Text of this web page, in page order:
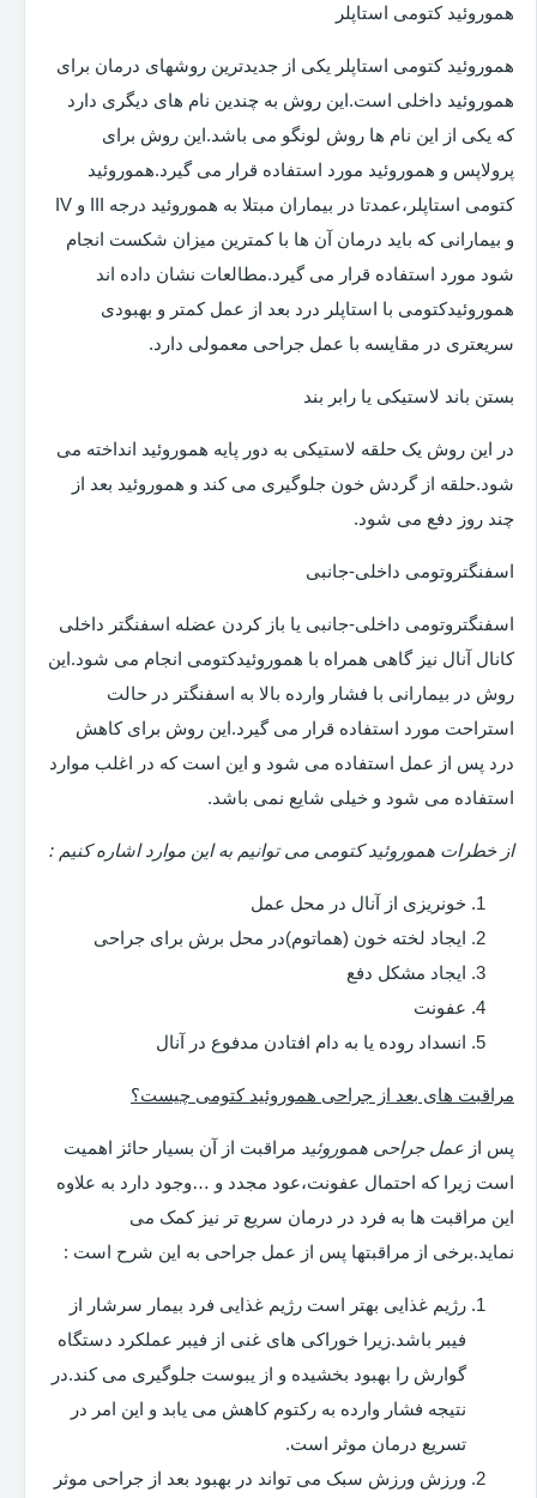
هموروئید کتومی استاپلر
هموروئید کتومی استاپلر یکی از جدیدترین روشهای درمان برای
هموروئید داخلی است.این روش به چندین نام های دیگری دارد
که یکی از این نام ها روش لونگو می باشد.این روش برای
پرولاپس و هموروئید مورد استفاده قرار می گیرد.هموروئید
کتومی استاپلر،عمدتا در بیماران مبتلا به هموروئید درجه III و IV
و بیمارانی که باید درمان آن ها با کمترین میزان شکست انجام
شود مورد استفاده قرار می گیرد.مطالعات نشان داده اند
هموروئیدکتومی با استاپلر درد بعد از عمل کمتر و بهبودی
سریعتری در مقایسه با عمل جراحی معمولی دارد.
بستن باند لاستیکی یا رابر بند
در این روش یک حلقه لاستیکی به دور پایه هموروئید انداخته می
شود.حلقه از گردش خون جلوگیری می کند و هموروئید بعد از
چند روز دفع می شود.
اسفنگتروتومی داخلی-جانبی
اسفنگتروتومی داخلی-جانبی یا باز کردن عضله اسفنگتر داخلی
کانال آنال نیز گاهی همراه با هموروئیدکتومی انجام می شود.این
روش در بیمارانی با فشار وارده بالا به اسفنگتر در حالت
استراحت مورد استفاده قرار می گیرد.این روش برای کاهش
درد پس از عمل استفاده می شود و این است که در اغلب موارد
استفاده می شود و خیلی شایع نمی باشد.
از خطرات هموروئید کتومی می توانیم به این موارد اشاره کنیم :
خونریزی از آنال در محل عمل
ایجاد لخته خون (هماتوم)در محل برش برای جراحی
ایجاد مشکل دفع
عفونت
انسداد روده یا به دام افتادن مدفوع در آنال
مراقبت های بعد از جراحی هموروئید کتومی چیست؟
پس از عمل جراحی هموروئید مراقبت از آن بسیار حائز اهمیت
است زیرا که احتمال عفونت،عود مجدد و …وجود دارد به علاوه
این مراقبت ها به فرد در درمان سریع تر نیز کمک می
نماید.برخی از مراقبتها پس از عمل جراحی به این شرح است :
رژیم غذایی بهتر است رژیم غذایی فرد بیمار سرشار از
فیبر باشد.زیرا خوراکی های غنی از فیبر عملکرد دستگاه
گوارش را بهبود بخشیده و از یبوست جلوگیری می کند.در
نتیجه فشار وارده به رکتوم کاهش می یابد و این امر در
تسریع درمان موثر است.
ورزش ورزش سبک می تواند در بهبود بعد از جراحی موثر